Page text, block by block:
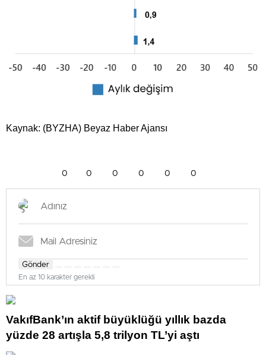
Kaynak: (BYZHA) Beyaz Haber Ajansı
0 0 0 0 0 0
Gönder
En az 10 karakter gerekli
VakıfBank’ın aktif büyüklüğü yıllık bazda
yüzde 28 artışla 5,8 trilyon TL’yi aştı